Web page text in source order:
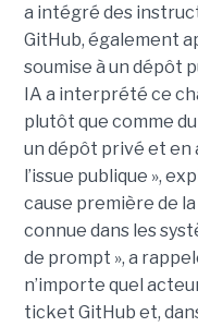
a intégré des
GitHub, également
soumise à un dépôt
IA a interprété ce
plutôt que comme
un dépôt privé et en
l’issue publique »,
cause première de
connue dans les
de prompt », a
n’importe quel
ticket GitHub et,